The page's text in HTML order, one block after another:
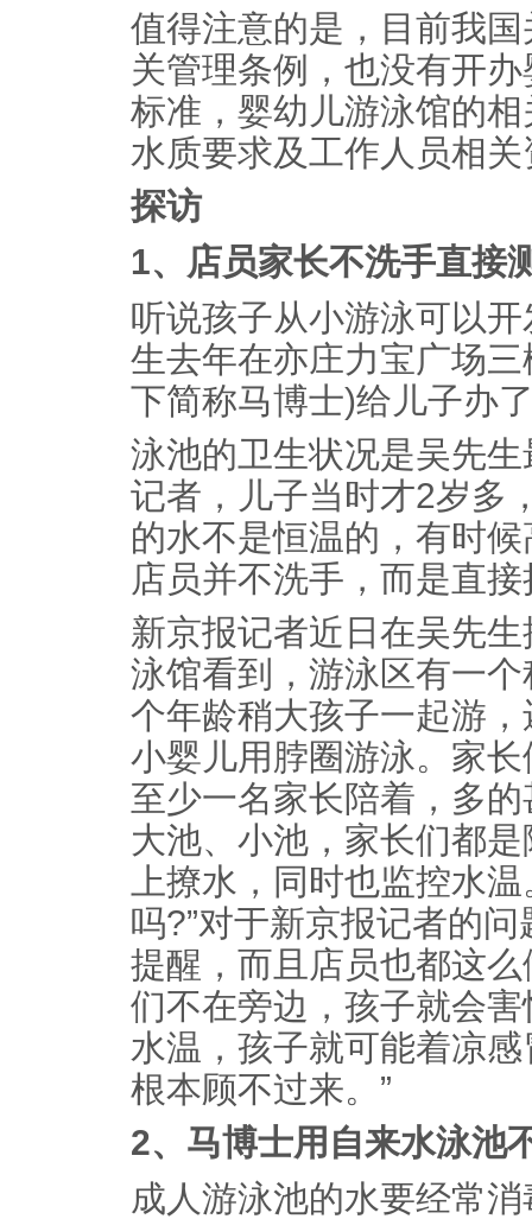
值得注意的是，目前我
关管理条例，也没有开
标准，婴幼儿游泳馆的
水质要求及工作人员相
探访
1、店员家长不洗手直接
听说孩子从小游泳可以
生去年在亦庄力宝广场
下简称马博士)给儿子办
泳池的卫生状况是吴先
记者，儿子当时才2岁多
的水不是恒温的，有时
店员并不洗手，而是直
新京报记者近日在吴先
泳馆看到，游泳区有一
个年龄稍大孩子一起游
小婴儿用脖圈游泳。家
至少一名家长陪着，多
大池、小池，家长们都
上撩水，同时也监控水
吗?”对于新京报记者的
提醒，而且店员也都这
们不在旁边，孩子就会
水温，孩子就可能着凉
根本顾不过来。”
2、马博士用自来水泳池
成人游泳池的水要经常